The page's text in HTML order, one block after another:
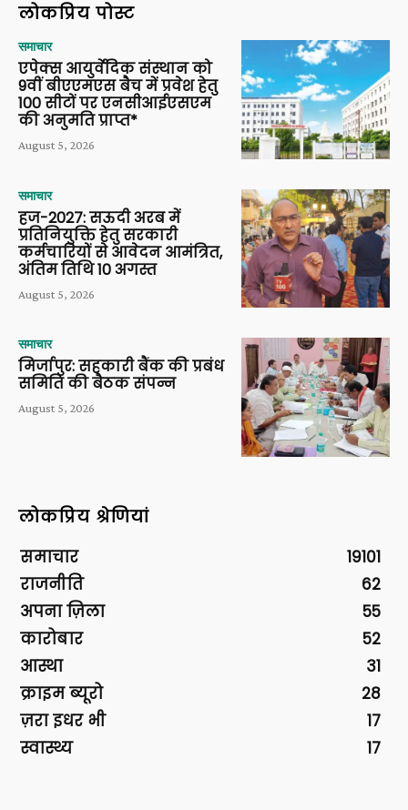
लोकप्रिय पोस्ट
समाचार
एपेक्स आयुर्वेदिक संस्थान को
9वीं बीएएमएस बैच में प्रवेश हेतु
100 सीटों पर एनसीआईएसएम
की अनुमति प्राप्त*
August 5, 2026
समाचार
हज-2027: सऊदी अरब में
प्रतिनियुक्ति हेतु सरकारी
कर्मचारियों से आवेदन आमंत्रित,
अंतिम तिथि 10 अगस्त
August 5, 2026
समाचार
मिर्जापुर: सहकारी बैंक की प्रबंध
समिति की बैठक संपन्न
August 5, 2026
लोकप्रिय श्रेणियां
समाचार
19101
राजनीति
62
अपना ज़िला
55
कारोबार
52
आस्था
31
क्राइम ब्यूरो
28
ज़रा इधर भी
17
स्वास्थ्य
17